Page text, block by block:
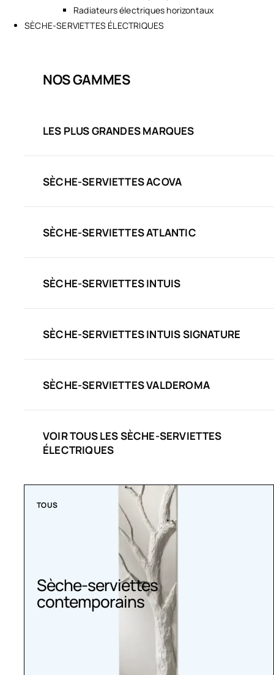
Radiateurs électriques horizontaux
SÈCHE-SERVIETTES ÉLECTRIQUES
NOS GAMMES
LES PLUS GRANDES MARQUES
SÈCHE-SERVIETTES ACOVA
SÈCHE-SERVIETTES ATLANTIC
SÈCHE-SERVIETTES INTUIS
SÈCHE-SERVIETTES INTUIS SIGNATURE
SÈCHE-SERVIETTES VALDEROMA
VOIR TOUS LES SÈCHE-SERVIETTES
ÉLECTRIQUES
TOUS
Sèche-serviettes
contemporains